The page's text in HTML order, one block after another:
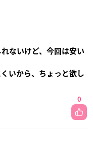
ないけど、今回は安い
いから、ちょっと欲し
0